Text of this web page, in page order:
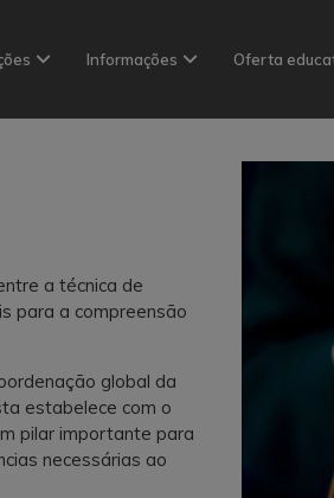
Informações Oferta
a técnica de
para a compreensão
global da
estabelece com o
pilar importante para
necessárias ao